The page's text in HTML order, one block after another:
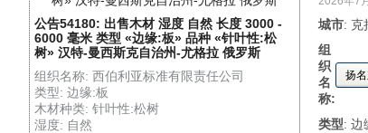
公告54180: 出售木材 湿度 自然 长度 3000 -
6000 毫米 类型 «边缘:板» 品种 «针叶性:松
树» 汉特-曼西斯克自治州-尤格拉 俄罗斯
组织名称: 西伯利亚标准有限责任公司
类型: 边缘:板
木材种类: 针叶性:松树
湿度: 自然
城市: 克
组
织
名
称:
扬
类型: 边